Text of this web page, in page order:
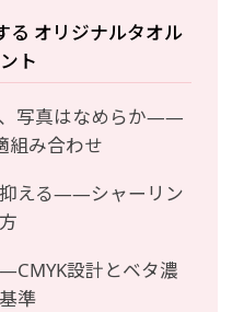
る オリジナルタオル
ト
写真はなめらか——
組み合わせ
える——シャーリン
設計とベタ濃
準